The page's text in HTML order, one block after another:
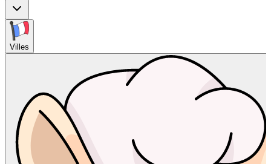
Villes